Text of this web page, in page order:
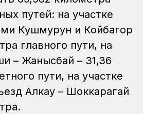
путей: на участке
Кушмурун и Койбагор
главного пути, на
– Жанысбай – 31,36
пути, на участке
Алкау – Шоккарагай